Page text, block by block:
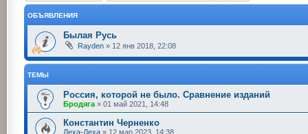
ОБЪЯВЛЕНИЯ
Былая Русь
Rayden » 12 янв 2018, 22:08
ТЕМЫ
Россия, которой не было. Сравнение изданий
Бродяга » 01 май 2021, 14:48
Константин Черненко
Леха-Леха » 12 мар 2023, 14:38